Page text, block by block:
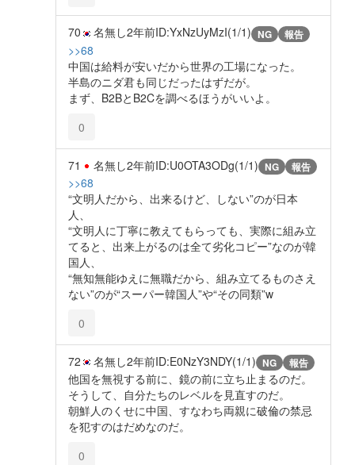
70 名無し2年前ID:YxNzUyMzI(1/1) NG 報告
>>68
中国は給料が安いだから世界の工場になった。
半島のニダ君も同じだったはずだが。
まず、B2BとB2Cを調べるほうがいいよ。
0
71 名無し2年前ID:U0OTA3ODg(1/1) NG 報告
>>68
“文明人だから、出来るけど、しない”のが日本
人、
“文明人に丁寧に教えてもらっても、実際に組み立
てると、出来上がるのは全て劣化コピー”なのが韓
国人、
“無知無能ゆえに無職だから、組み立てるものさえ
ない”のが“スーパー韓国人”や“その同類”w
0
72 名無し2年前ID:E0NzY3NDY(1/1) NG 報告
他国を無視する前に、鏡の前に立ち止まるのだ。
そうして、自分たちのレベルを見直すのだ。
朝鮮人のくせに中国、すなわち両親に破倫の禁忌
を犯すのはだめなのだ。
0